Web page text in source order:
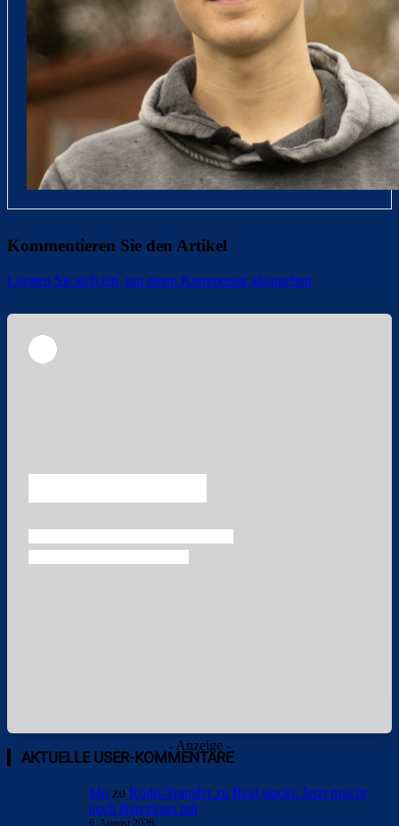
Kommentieren Sie den Artikel
Loggen Sie sich ein, um einen Kommentar abzugeben
- Anzeige -
AKTUELLE USER-KOMMENTARE
Mo zu Rodri-Transfer zu Real stockt: Jetzt mischt
auch Barcelona mit
6. August 2026